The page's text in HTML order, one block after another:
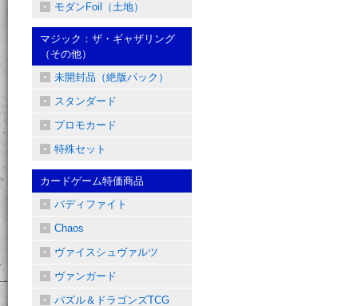
モダンFoil（土地）
マジック：ザ・ギャザリング
（その他）
未開封品（絶版パック）
スタンダード
プロモカード
特殊セット
カードゲーム特価商品
バディファイト
Chaos
ヴァイスシュヴァルツ
ヴァンガード
パズル＆ドラゴンズTCG